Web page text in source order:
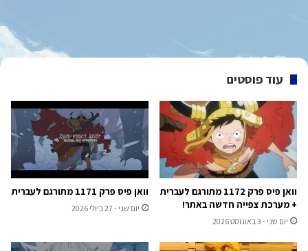
עוד פוסטים
וואן פיס פרק 1172 מתורגם לעברית
+ מערכת צפייה חדשה באתר!
יום שני - 3 באוגוסט 2026
וואן פיס פרק 1171 מתורגם לעברית
יום שני - 27 ביולי 2026